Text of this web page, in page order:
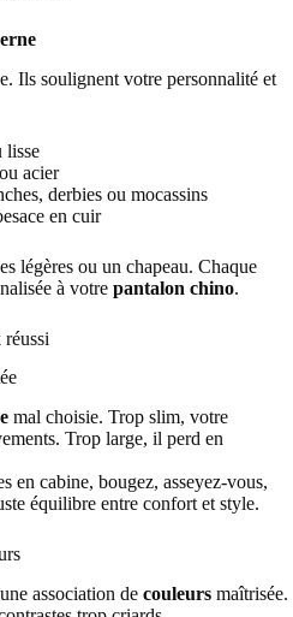
Ils soulignent votre personnalité et
lisse
acier
derbies ou mocassins
en cuir
légères ou un chapeau. Chaque
à votre pantalon chino.
mal choisie. Trop slim, votre
Trop large, il perd en
en cabine, bougez, asseyez-vous,
équilibre entre confort et style.
association de couleurs maîtrisée.